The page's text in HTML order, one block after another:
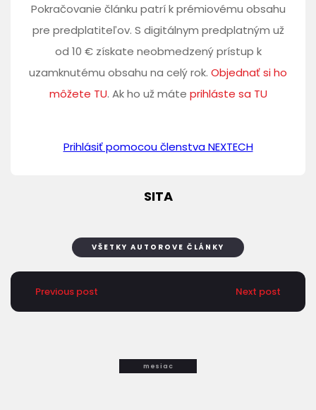
Pokračovanie článku patrí k prémiovému obsahu
pre predplatiteľov. S digitálnym predplatným už
od 10 € získate neobmedzený prístup k
uzamknutému obsahu na celý rok. Objednať si ho
môžete TU. Ak ho už máte prihláste sa TU
Prihlásiť pomocou členstva NEXTECH
SITA
VŠETKY AUTOROVE ČLÁNKY
Previous post Next post
mesiac